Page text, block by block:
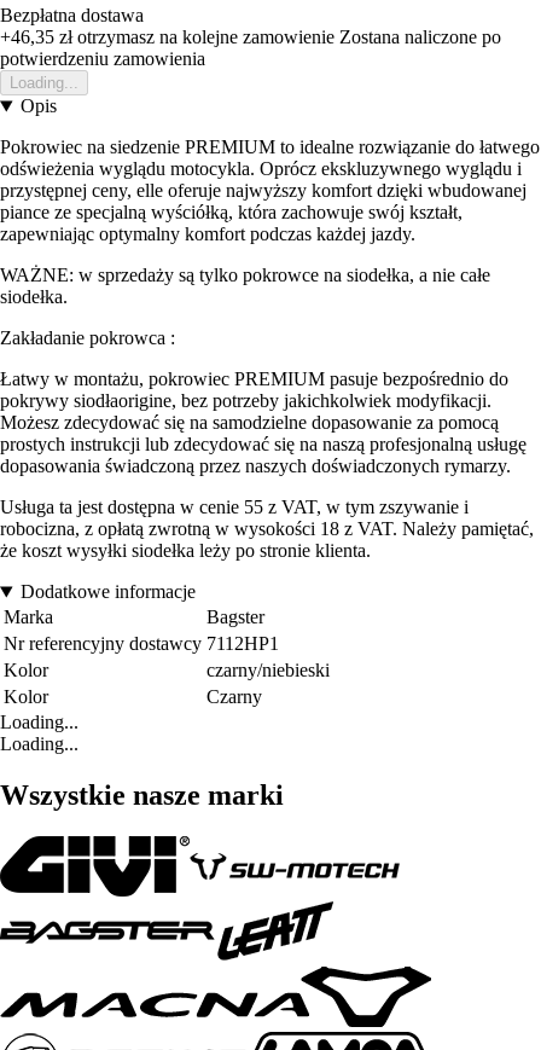
Bezpłatna dostawa
+46,35 złotrzymasz na kolejne zamowienie Zostana naliczone po
potwierdzeniu zamowienia
Loading...
Opis
Pokrowiec na siedzenie PREMIUM to idealne rozwiązanie do łatwego
odświeżenia wyglądu motocykla. Oprócz ekskluzywnego wyglądu i
przystępnej ceny, elle oferuje najwyższy komfort dzięki wbudowanej
piance ze specjalną wyściółką, która zachowuje swój kształt,
zapewniając optymalny komfort podczas każdej jazdy.
WAŻNE: w sprzedaży są tylko pokrowce na siodełka, a nie całe
siodełka.
Zakładanie pokrowca :
Łatwy w montażu, pokrowiec PREMIUM pasuje bezpośrednio do
pokrywy siodłaorigine, bez potrzeby jakichkolwiek modyfikacji.
Możesz zdecydować się na samodzielne dopasowanie za pomocą
prostych instrukcji lub zdecydować się na naszą profesjonalną usługę
dopasowania świadczoną przez naszych doświadczonych rymarzy.
Usługa ta jest dostępna w cenie 55 z VAT, w tym zszywanie i
robocizna, z opłatą zwrotną w wysokości 18 z VAT. Należy pamiętać,
że koszt wysyłki siodełka leży po stronie klienta.
Dodatkowe informacje
Marka
Bagster
Nr referencyjny dostawcy 7112HP1
Kolor
czarny/niebieski
Kolor
Czarny
Loading...
Loading...
Wszystkie nasze marki